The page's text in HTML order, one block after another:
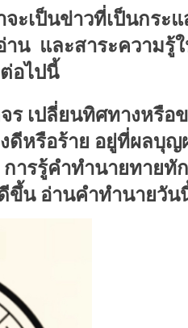
จะเป็นข่าวที่เป็นกร
าน และสาระความรู้
อไปนี้
ร เปลี่ยนทิศทางหรือ
ดีหรือร้าย อยู่ที่ผลบุญ
การรู้คำทำนายทายทั
ขึ้นอ่านคำทำนายวัน